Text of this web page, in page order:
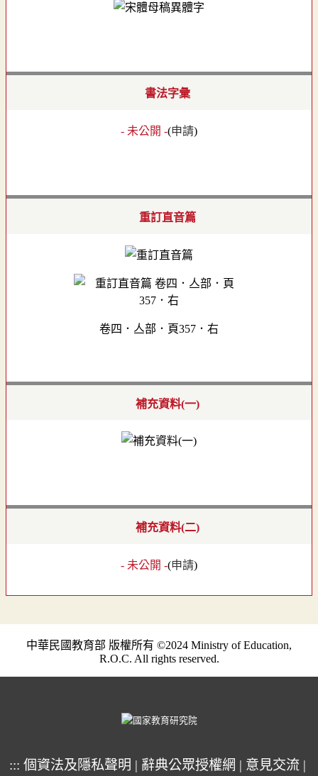
書法字彙
- 未公開 -(申請)
重訂直音篇
卷四．亼部．頁357．右
補充資料(一)
補充資料(二)
- 未公開 -(申請)
中華民國教育部 版權所有 ©2024 Ministry of Education,
R.O.C. All rights reserved.
::: 個資法及隱私聲明 | 辭典公眾授權網 | 意見交流 |